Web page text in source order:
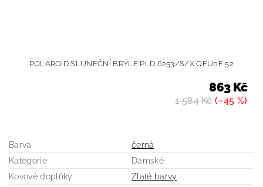
POLAROID SLUNEČNÍ BRÝLE PLD 6253/S/X QFU0F 52
1 584 Kč(–45 %)
863 Kč
Barva
černá
Kategorie
Dámské
Kovové doplňky
Zlaté barvy